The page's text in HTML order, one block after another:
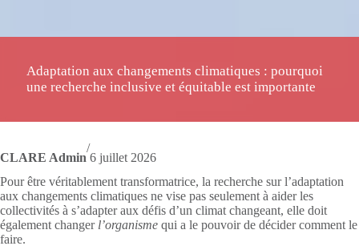
Adaptation aux changements climatiques : pourquoi
une recherche inclusive et équitable est importante
CLARE Admin
/
6 juillet 2026
Pour être véritablement transformatrice, la recherche sur l’adaptation
aux changements climatiques ne vise pas seulement à aider les
collectivités à s’adapter aux défis d’un climat changeant, elle doit
également changer l’organisme qui a le pouvoir de décider comment le
faire.